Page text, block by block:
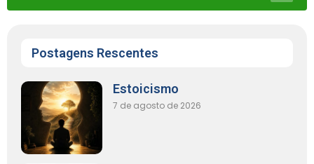
Postagens Rescentes
Estoicismo
7 de agosto de 2026